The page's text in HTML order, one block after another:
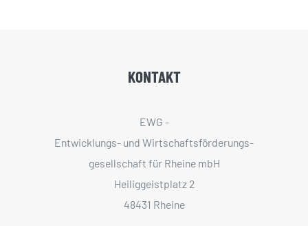
KONTAKT
EWG -
Entwicklungs- und Wirtschaftsförderungs­
gesellschaft für Rheine mbH
Heiliggeistplatz 2
48431 Rheine